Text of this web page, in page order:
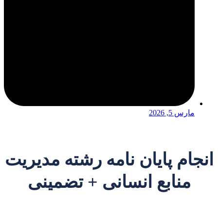
مارس 5, 2026
انجام پایان نامه رشته مدیریت
منابع انسانی + تضمینی